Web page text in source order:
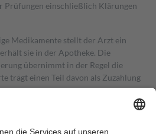
Prüfungen einschließlich Klärungen
Medikamente stellt der Arzt ein
sie in der Apotheke. Die
übernimmt in der Regel die
trägt einen Teil davon als Zuzahlung
Zuzahlungen in Höhe von zehn
jedoch nie mehr als die tatsächlichen